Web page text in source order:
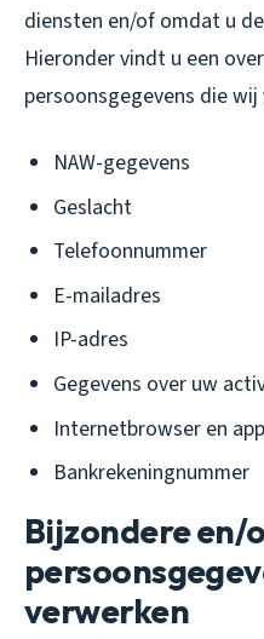
diensten en/of omdat u
Hieronder vindt u een
persoonsgegevens die wij
NAW-gegevens
Geslacht
Telefoonnummer
E-mailadres
IP-adres
Gegevens over uw
Internetbrowser en
Bankrekeningnummer
Bijzondere en/
verwerken